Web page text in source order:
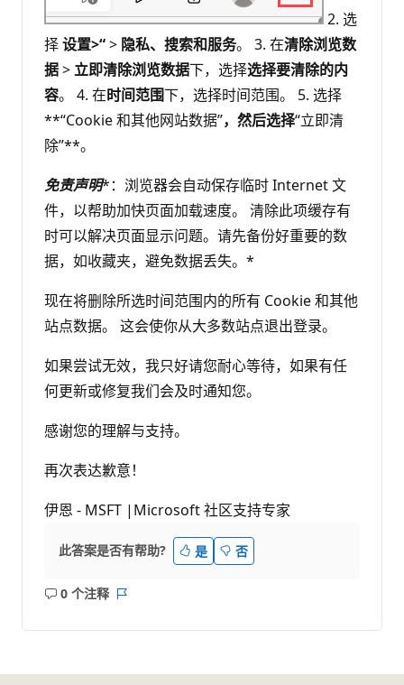
2. 选
择设置>“> 隐私、搜索和服务。 3. 在清除浏览数
据>立即清除浏览数据下，选择选择要清除的内
容。 4. 在时间范围下，选择时间范围。 5. 选择
**“Cookie 和其他网站数据”，然后选择“立即清
除”**。
免责声明*：浏览器会自动保存临时 Internet 文
件，以帮助加快页面加载速度。 清除此项缓存有
时可以解决页面显示问题。请先备份好重要的数
据，如收藏夹，避免数据丢失。*
现在将删除所选时间范围内的所有 Cookie 和其他
站点数据。 这会使你从大多数站点退出登录。
如果尝试无效，我只好请您耐心等待，如果有任
何更新或修复我们会及时通知您。
感谢您的理解与支持。
再次表达歉意！
伊恩 - MSFT |Microsoft 社区支持专家
此答案是否有帮助? 是 否
0 个注释
无